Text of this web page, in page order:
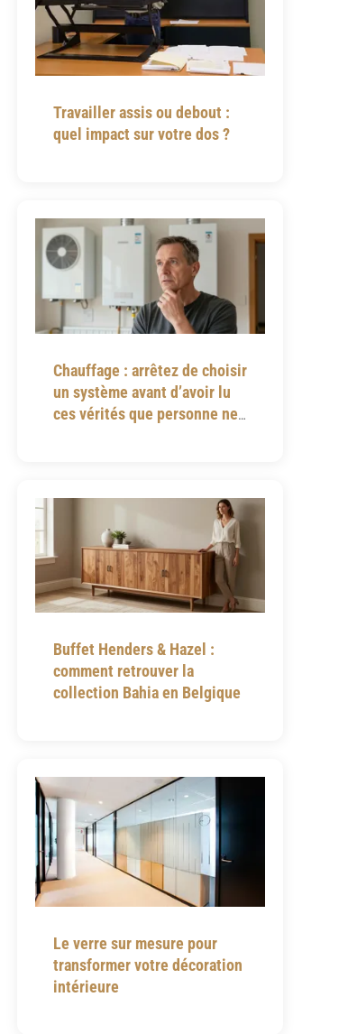
Travailler assis ou debout :
quel impact sur votre dos ?
Chauffage : arrêtez de choisir
un système avant d’avoir lu
ces vérités que personne ne
Buffet Henders & Hazel :
comment retrouver la
collection Bahia en Belgique
Le verre sur mesure pour
transformer votre décoration
intérieure